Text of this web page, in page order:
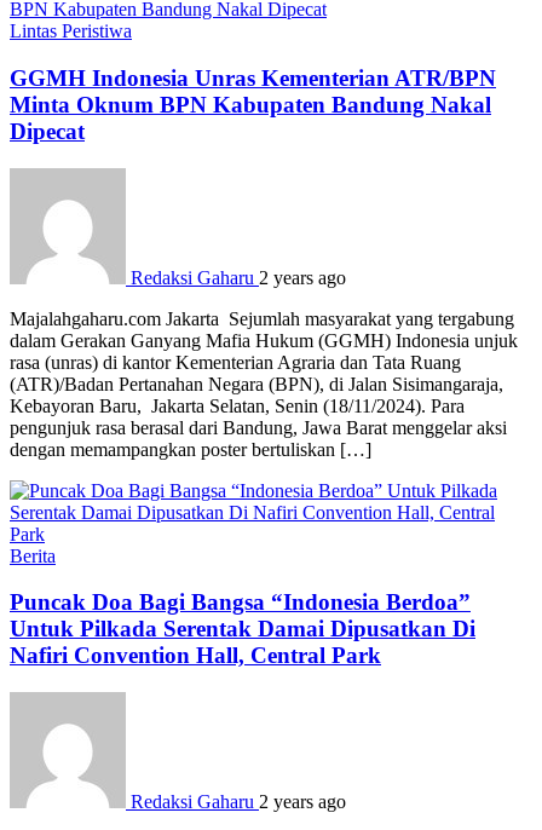
Lintas Peristiwa
GGMH Indonesia Unras Kementerian ATR/BPN
Minta Oknum BPN Kabupaten Bandung Nakal
Dipecat
Redaksi Gaharu 2 years ago
Majalahgaharu.com Jakarta Sejumlah masyarakat yang tergabung
dalam Gerakan Ganyang Mafia Hukum (GGMH) Indonesia unjuk
rasa (unras) di kantor Kementerian Agraria dan Tata Ruang
(ATR)/Badan Pertanahan Negara (BPN), di Jalan Sisimangaraja,
Kebayoran Baru, Jakarta Selatan, Senin (18/11/2024). Para
pengunjuk rasa berasal dari Bandung, Jawa Barat menggelar aksi
dengan memampangkan poster bertuliskan […]
Berita
Puncak Doa Bagi Bangsa “Indonesia Berdoa”
Untuk Pilkada Serentak Damai Dipusatkan Di
Nafiri Convention Hall, Central Park
Redaksi Gaharu 2 years ago